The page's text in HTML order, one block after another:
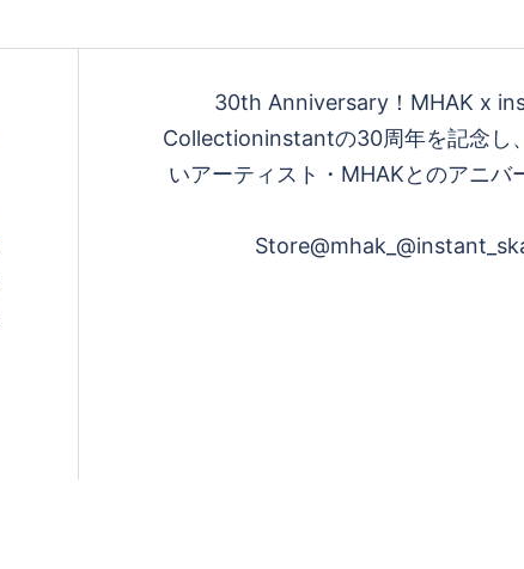
30th Anniversary！MHAK x
Collectioninstantの30周年を記念し
いアーティスト・MHAKとのアニバ